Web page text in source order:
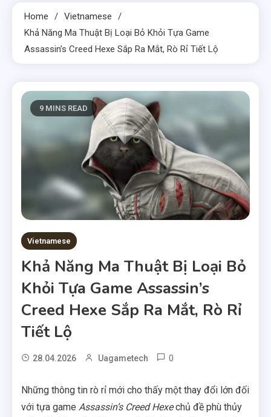
Home
Vietnamese
Khả Năng Ma Thuật Bị Loại Bỏ Khỏi Tựa Game
Assassin’s Creed Hexe Sắp Ra Mắt, Rò Rỉ Tiết Lộ
9 MINS READ
Vietnamese
Khả Năng Ma Thuật Bị Loại Bỏ
Khỏi Tựa Game Assassin’s
Creed Hexe Sắp Ra Mắt, Rò Rỉ
Tiết Lộ
28.04.2026 Uagametech 0
Những thông tin rò rỉ mới cho thấy một thay đổi lớn đối
với tựa game Assassin’s Creed Hexechủ đề phù thủy